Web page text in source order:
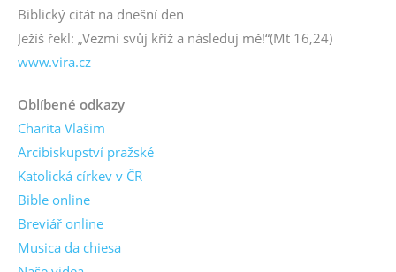
Biblický citát na dnešní den
Ježíš řekl: „Vezmi svůj kříž a následuj mě!“(Mt 16,24)
www.vira.cz
Oblíbené odkazy
Charita Vlašim
Arcibiskupství pražské
Katolická církev v ČR
Bible online
Breviář online
Musica da chiesa